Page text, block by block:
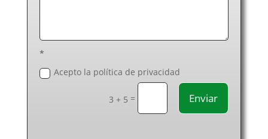
Electricistas Pontevedra
Electricistas Salamanca
Electricistas Segovia
*
Acepto la política de privacidad
3 + 5 = Enviar